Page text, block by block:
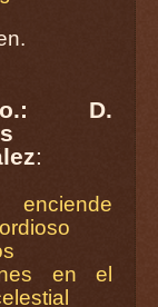
D.
:
enciende
en el